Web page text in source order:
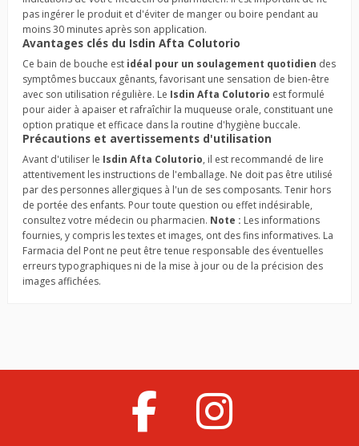
pas ingérer le produit et d'éviter de manger ou boire pendant au
moins 30 minutes après son application.
Avantages clés du Isdin Afta Colutorio
Ce bain de bouche est idéal pour un soulagement quotidien des
symptômes buccaux gênants, favorisant une sensation de bien-être
avec son utilisation régulière. Le Isdin Afta Colutorio est formulé
pour aider à apaiser et rafraîchir la muqueuse orale, constituant une
option pratique et efficace dans la routine d'hygiène buccale.
Précautions et avertissements d'utilisation
Avant d'utiliser le Isdin Afta Colutorio, il est recommandé de lire
attentivement les instructions de l'emballage. Ne doit pas être utilisé
par des personnes allergiques à l'un de ses composants. Tenir hors
de portée des enfants. Pour toute question ou effet indésirable,
consultez votre médecin ou pharmacien. Note : Les informations
fournies, y compris les textes et images, ont des fins informatives. La
Farmacia del Pont ne peut être tenue responsable des éventuelles
erreurs typographiques ni de la mise à jour ou de la précision des
images affichées.